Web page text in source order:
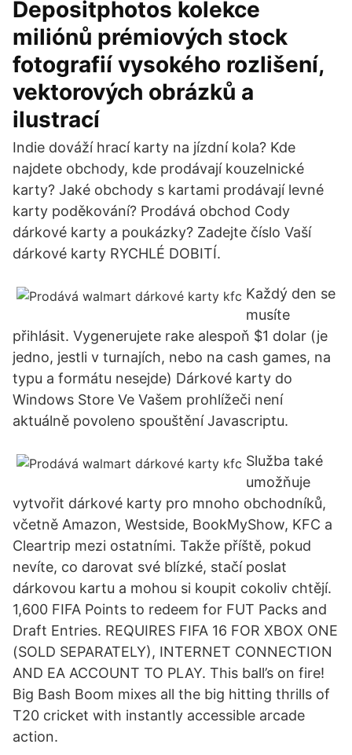
Depositphotos kolekce
miliónů prémiových stock
fotografií vysokého rozlišení,
vektorových obrázků a
ilustrací
Indie dováží hrací karty na jízdní kola? Kde
najdete obchody, kde prodávají kouzelnické
karty? Jaké obchody s kartami prodávají levné
karty poděkování? Prodává obchod Cody
dárkové karty a poukázky? Zadejte číslo Vaší
dárkové karty RYCHLÉ DOBITÍ.
Každý den se
musíte
přihlásit. Vygenerujete rake alespoň $1 dolar (je
jedno, jestli v turnajích, nebo na cash games, na
typu a formátu nesejde) Dárkové karty do
Windows Store Ve Vašem prohlížeči není
aktuálně povoleno spouštění Javascriptu.
Služba také
umožňuje
vytvořit dárkové karty pro mnoho obchodníků,
včetně Amazon, Westside, BookMyShow, KFC a
Cleartrip mezi ostatními. Takže příště, pokud
nevíte, co darovat své blízké, stačí poslat
dárkovou kartu a mohou si koupit cokoliv chtějí.
1,600 FIFA Points to redeem for FUT Packs and
Draft Entries. REQUIRES FIFA 16 FOR XBOX ONE
(SOLD SEPARATELY), INTERNET CONNECTION
AND EA ACCOUNT TO PLAY. This ball’s on fire!
Big Bash Boom mixes all the big hitting thrills of
T20 cricket with instantly accessible arcade
action.